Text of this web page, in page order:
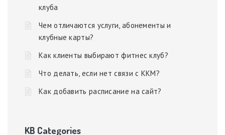
клуба
Чем отличаются услуги, абонементы и
клубные карты?
Как клиенты выбирают фитнес клуб?
Что делать, если нет связи с ККМ?
Как добавить расписание на сайт?
KB Categories